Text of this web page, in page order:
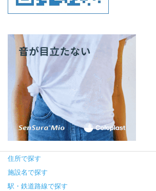
住所で探す
施設名で探す
駅・鉄道路線で探す